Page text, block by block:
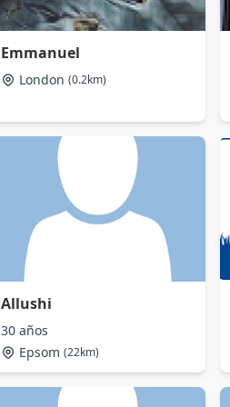
Emmanuel
London (0.2km)
Allushi
30 años
Epsom (22km)